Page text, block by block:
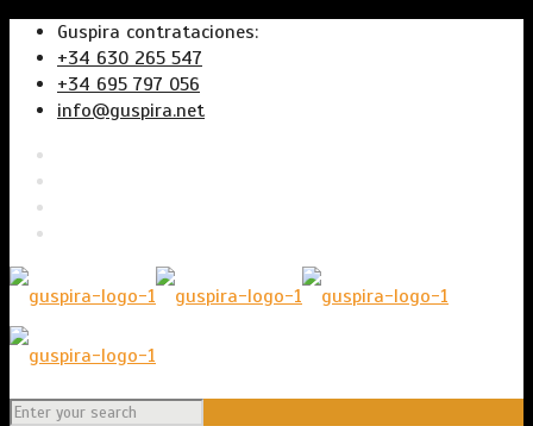
Guspira contrataciones:
+34 630 265 547
+34 695 797 056
info@guspira.net